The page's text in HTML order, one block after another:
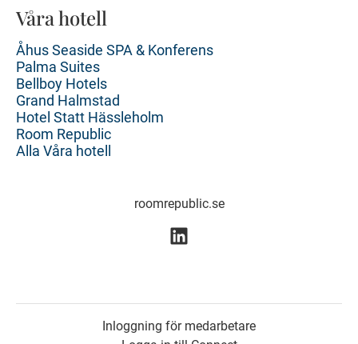
Våra hotell
Åhus Seaside SPA & Konferens
Palma Suites
Bellboy Hotels
Grand Halmstad
Hotel Statt Hässleholm
Room Republic
Alla Våra hotell
roomrepublic.se
Inloggning för medarbetare